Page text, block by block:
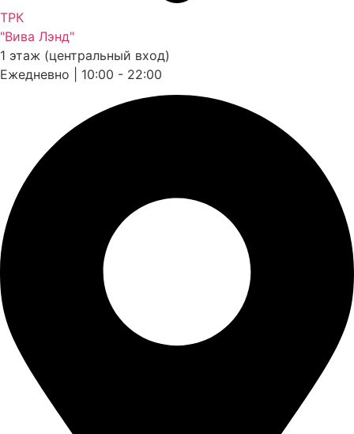
ТРК
"Вива Лэнд"
1 этаж (центральный вход)
Ежедневно | 10:00 - 22:00